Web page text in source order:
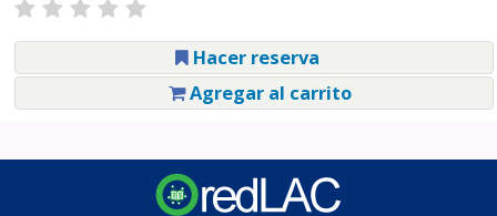
Hacer reserva
Agregar al carrito